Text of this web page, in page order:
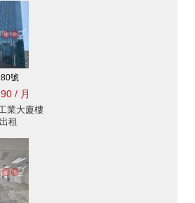
號
/ 月
業大廈樓
租